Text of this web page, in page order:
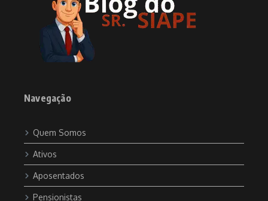
Navegação
Quem Somos
Ativos
Aposentados
Pensionistas